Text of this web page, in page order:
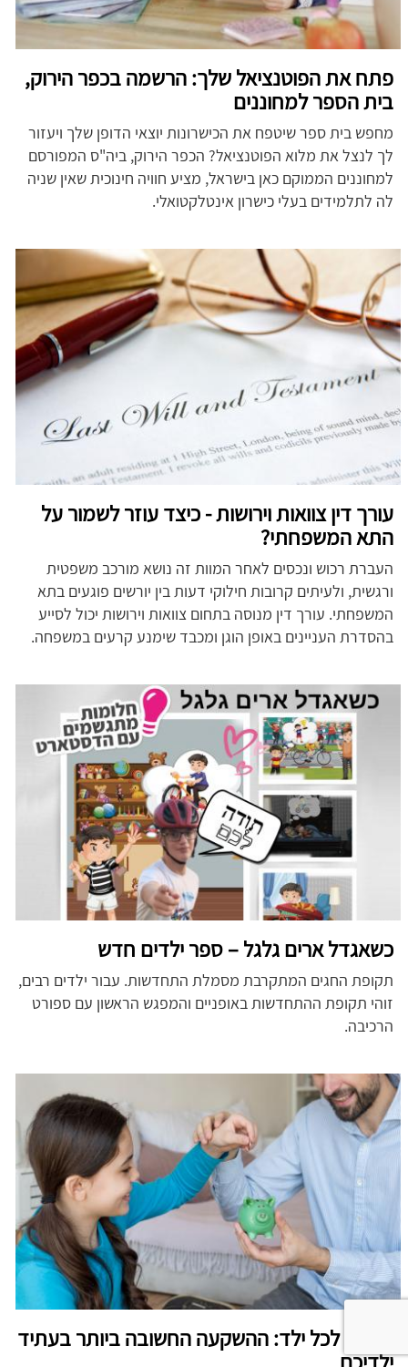
פתח את הפוטנציאל שלך: הרשמה בכפר הירוק,
בית הספר למחוננים
מחפש בית ספר שיטפח את הכישרונות יוצאי הדופן שלך ויעזור
לך לנצל את מלוא הפוטנציאל? הכפר הירוק, ביה"ס המפורסם
למחוננים הממוקם כאן בישראל, מציע חוויה חינוכית שאין שניה
לה לתלמידים בעלי כישרון אינטלקטואלי.
עורך דין צוואות וירושות - כיצד עוזר לשמור על
התא המשפחתי?
העברת רכוש ונכסים לאחר המוות זה נושא מורכב משפטית
ורגשית, ולעיתים קרובות חילוקי דעות בין יורשים פוגעים בתא
המשפחתי. עורך דין מנוסה בתחום צוואות וירושות יכול לסייע
בהסדרת העניינים באופן הוגן ומכבד שימנע קרעים במשפחה.
כשאגדל ארים גלגל – ספר ילדים חדש
תקופת החגים המתקרבת מסמלת התחדשות. עבור ילדים רבים,
זוהי תקופת ההתחדשות באופניים והמפגש הראשון עם ספורט
הרכיבה.
חיסכון לכל ילד: ההשקעה החשובה ביותר בעתיד